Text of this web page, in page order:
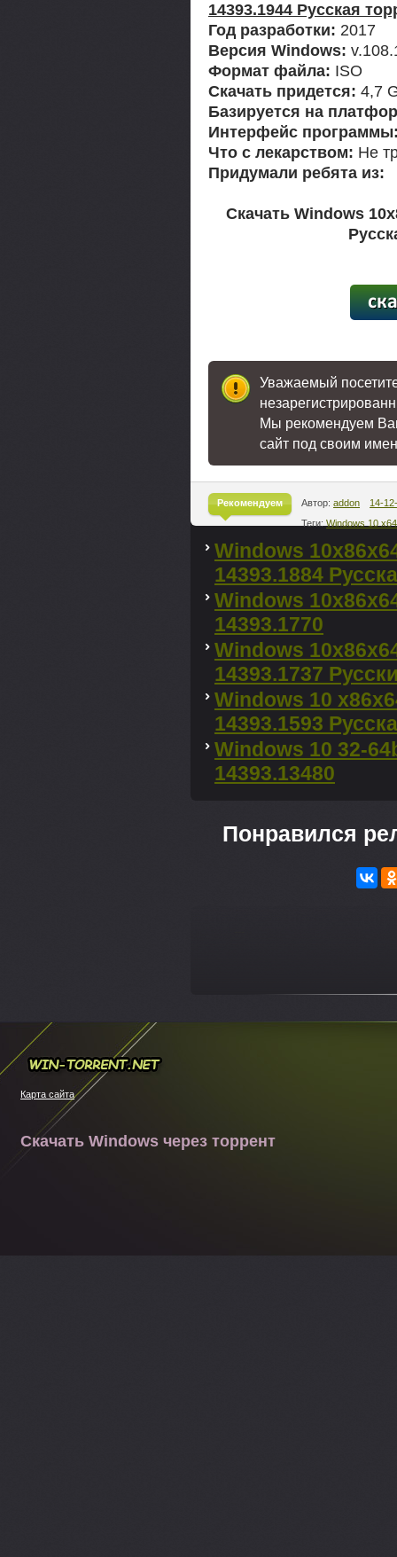
14393.1944 Русская
Год разработки: 2017
Версия Windows:
Формат файла: ISO
Скачать придется: 4,7
Базируется на
Интерфейс
Что с лекарством: Не
Придумали ребята из:
Скачать Windows
Уважаемый
Мы рекомендуем
сайт под своим
Рекомендуем
^
Автор:addon
14-
Теги:Windows 10
Windows
14393.1884
Windows
14393.1770
Windows
14393.1737
Windows 10
14393.1593
Windows 10 32-
14393.13480
Понравился
Карта сайта
Скачать Windows через торрент